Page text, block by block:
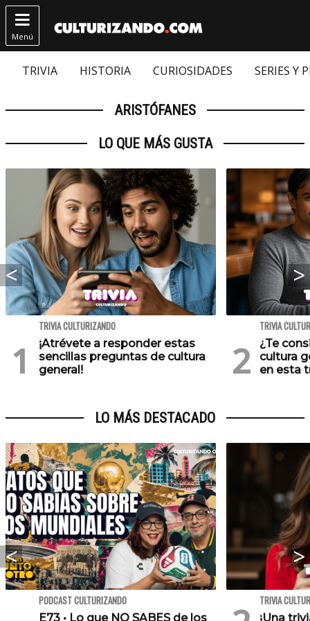

Menú
TRIVIA HISTORIA CURIOSIDADES SERIES Y
ARISTÓFANES
LO QUE MÁS GUSTA
TRIVIA CULTURIZANDO
¡Atrévete a responder estas
sencillas preguntas de cultura
general!
TRIVIA
¿Te
cultura
en esta
LO MÁS DESTACADO
PODCAST CULTURIZANDO
E73 • Lo que NO SABES de los
TRIVIA
¡Una